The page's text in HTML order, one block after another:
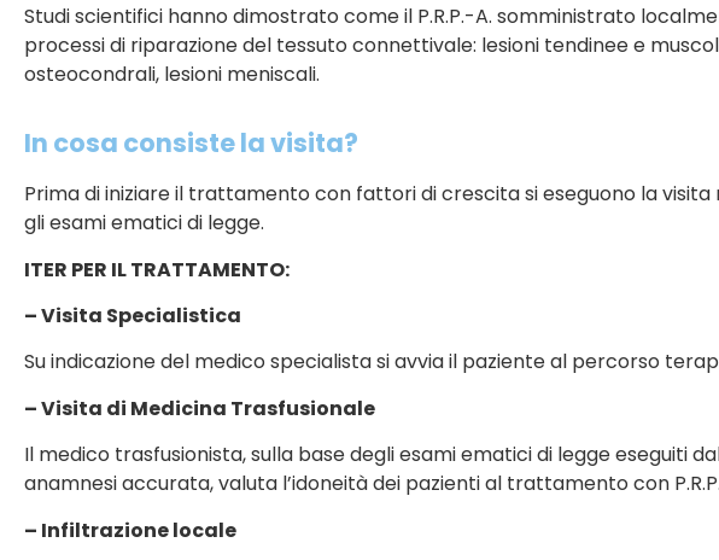
Studi scientifici hanno dimostrato come il P.R.P.-A. somministrato
processi di riparazione del tessuto connettivale: lesioni tendinee e
osteocondrali, lesioni meniscali.
In cosa consiste la visita?
Prima di iniziare il trattamento con fattori di crescita si eseguono la
gli esami ematici di legge.
ITER PER IL TRATTAMENTO:
– Visita Specialistica
Su indicazione del medico specialista si avvia il paziente al percorso
– Visita di Medicina Trasfusionale
Il medico trasfusionista, sulla base degli esami ematici di legge eseguiti
anamnesi accurata, valuta l’idoneità dei pazienti al trattamento con
– Infiltrazione locale